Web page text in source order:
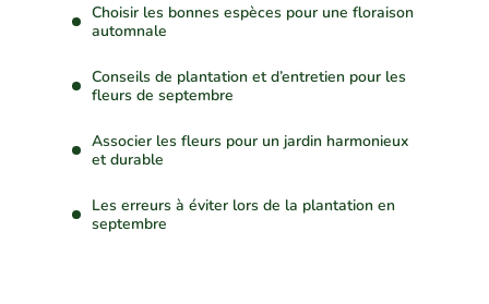
Choisir les bonnes espèces pour une floraison
automnale
Conseils de plantation et d’entretien pour les
fleurs de septembre
Associer les fleurs pour un jardin harmonieux
et durable
Les erreurs à éviter lors de la plantation en
septembre